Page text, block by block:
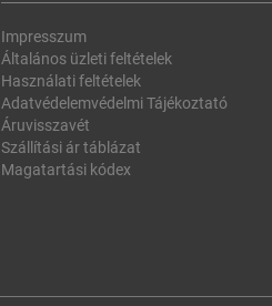
Impresszum
Általános üzleti feltételek
Használati feltételek
Adatvédelemvédelmi Tájékoztató
Áruvisszavét
Szállítási ár táblázat
Magatartási kódex